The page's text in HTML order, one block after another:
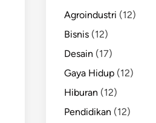
Agroindustri (12)
Bisnis (12)
Desain (17)
Gaya Hidup (12)
Hiburan (12)
Pendidikan (12)